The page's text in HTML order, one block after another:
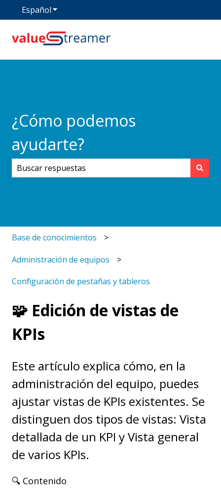
EspañolTraducciones de Mostrar submenú de
¿Cómo podemos
ayudarte?
Base de conocimientos
Administración de equipos
Configuración de pestañas y tableros
🧩 Edición de vistas de
KPIs
Este artículo explica cómo, en la
administración del equipo, puedes
ajustar vistas de KPIs existentes. Se
distinguen dos tipos de vistas: Vista
detallada de un KPI y Vista general
de varios KPIs.
🔍 Contenido